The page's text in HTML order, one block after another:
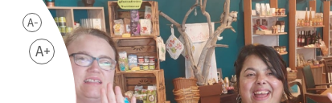
A-
A+